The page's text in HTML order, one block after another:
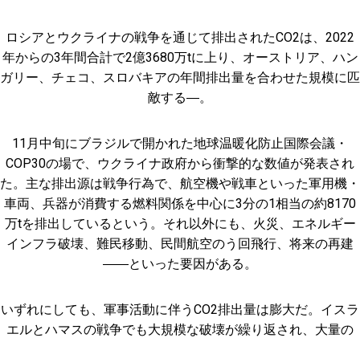
ロシアとウクライナの戦争を通じて排出されたCO2は、2022
年からの3年間合計で2億3680万tに上り、オーストリア、ハン
ガリー、チェコ、スロバキアの年間排出量を合わせた規模に匹
敵する―。
11月中旬にブラジルで開かれた地球温暖化防止国際会議・
COP30の場で、ウクライナ政府から衝撃的な数値が発表され
た。主な排出源は戦争行為で、航空機や戦車といった軍用機・
車両、兵器が消費する燃料関係を中心に3分の1相当の約8170
万tを排出しているという。それ以外にも、火災、エネルギー
インフラ破壊、難民移動、民間航空のう回飛行、将来の再建
――といった要因がある。
いずれにしても、軍事活動に伴うCO2排出量は膨大だ。イスラ
エルとハマスの戦争でも大規模な破壊が繰り返され、大量の